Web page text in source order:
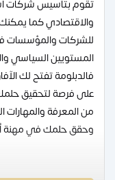
تقوم بتأسيس شركات
والاقتصادي كما
للشركات والمؤسسات
المستويين السياسي
فالدبلومة تفتح لك
على فرصة لتحقيق
من المعرفة
وحقق حلمك في مهنة